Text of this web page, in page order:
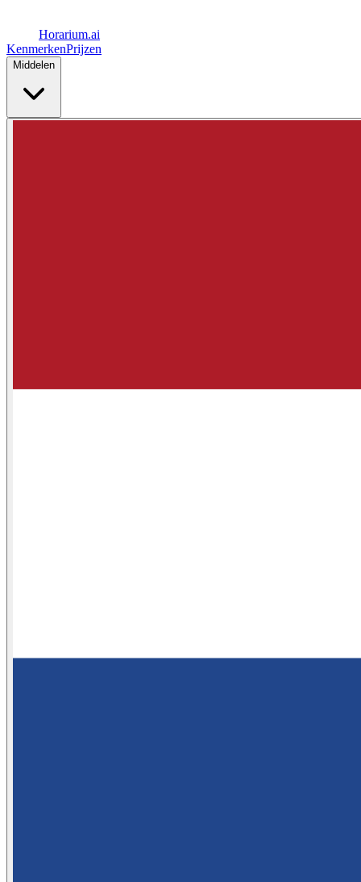
Horarium.ai
KenmerkenPrijzen
Middelen